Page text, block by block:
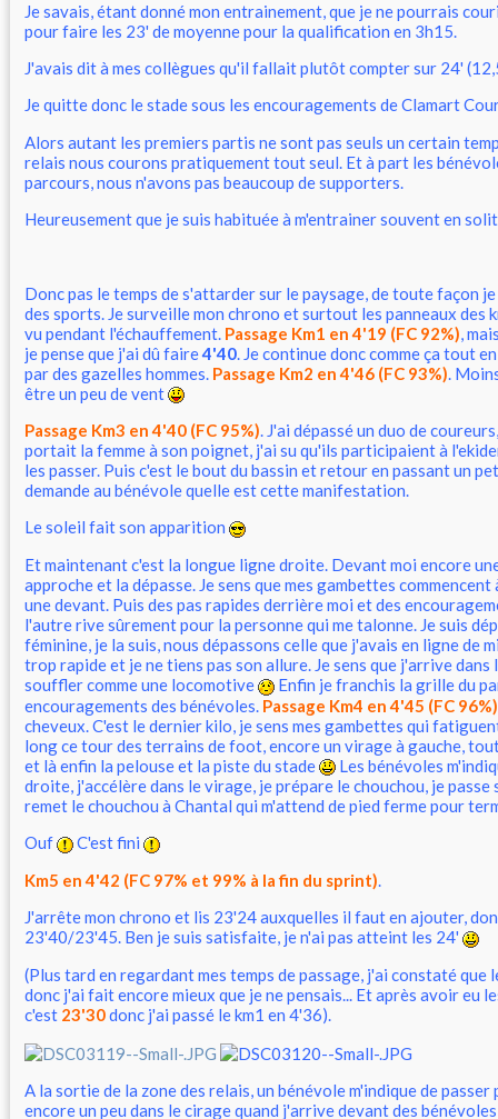
Je savais, étant donné mon entrainement, que je ne pourrais
pour faire les 23' de moyenne pour la qualification en 3h15.
J'avais dit à mes collègues qu'il fallait plutôt compter sur 24'
Je quitte donc le stade sous les encouragements de Clamart
Alors autant les premiers partis ne sont pas seuls un certain
relais nous courons pratiquement tout seul. Et à part les
parcours, nous n'avons pas beaucoup de supporters.
Heureusement que je suis habituée à m'entrainer souvent en
Donc pas le temps de s'attarder sur le paysage, de toute façon
des sports. Je surveille mon chrono et surtout les panneaux des
vu pendant l'échauffement. Passage Km1 en 4'19 (FC 92%),
je pense que j'ai dû faire4'40. Je continue donc comme ça tout
par des gazelles hommes. Passage Km2 en 4'46 (FC 93%).
être un peu de vent
Passage Km3 en 4'40 (FC 95%). J'ai dépassé un duo de
portait la femme à son poignet, j'ai su qu'ils participaient à
les passer. Puis c'est le bout du bassin et retour en passant un
demande au bénévole quelle est cette manifestation.
Le soleil fait son apparition
Et maintenant c'est la longue ligne droite. Devant moi encore
approche et la dépasse. Je sens que mes gambettes commencent
une devant. Puis des pas rapides derrière moi et des
l'autre rive sûrement pour la personne qui me talonne. Je suis
féminine, je la suis, nous dépassons celle que j'avais en ligne de
trop rapide et je ne tiens pas son allure. Je sens que j'arrive dans
souffler comme une locomotive
Enfin je franchis la grille du
encouragements des bénévoles. Passage Km4 en 4'45 (FC 96%)
cheveux. C'est le dernier kilo, je sens mes gambettes qui
long ce tour des terrains de foot, encore un virage à gauche,
et là enfin la pelouse et la piste du stade
Les bénévoles
droite, j'accélère dans le virage, je prépare le chouchou, je passe
remet le chouchou à Chantal qui m'attend de pied ferme pour
Ouf
C'est fini
Km5 en 4'42 (FC 97% et 99% à la fin du sprint).
J'arrête mon chrono et lis 23'24 auxquelles il faut en ajouter,
23'40/23'45. Ben je suis satisfaite, je n'ai pas atteint les 24'
(Plus tard en regardant mes temps de passage, j'ai constaté
donc j'ai fait encore mieux que je ne pensais... Et après avoir eu
c'est 23'30donc j'ai passé le km1 en 4'36).
A la sortie de la zone des relais, un bénévole m'indique de passer
encore un peu dans le cirage quand j'arrive devant des